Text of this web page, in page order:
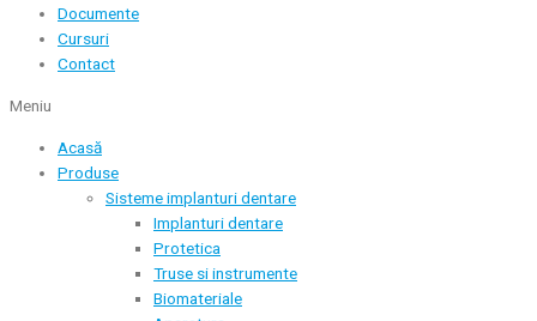
Documente
Cursuri
Contact
Meniu
Acasă
Produse
Sisteme implanturi dentare
Implanturi dentare
Protetica
Truse si instrumente
Biomateriale